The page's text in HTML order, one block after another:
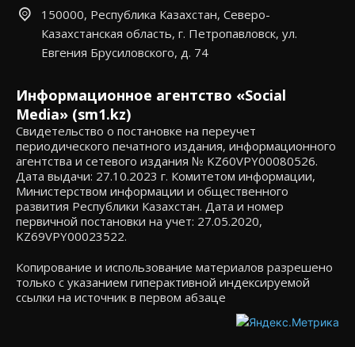
150000, Республика Казахстан, Северо-
Казахстанская область, г. Петропавловск, ул.
Евгения Брусиловского, д. 74
Информационное агентство «Social
Media» (sm1.kz)
Свидетельство о постановке на переучет
периодического печатного издания, информационного
агентства и сетевого издания № KZ60VPY00080526.
Дата выдачи: 27.10.2023 г. Комитетом информации,
Министерством информации и общественного
развития Республики Казахстан. Дата и номер
первичной постановки на учет: 27.05.2020,
KZ69VPY00023522.
Копирование и использование материалов разрешено
только с указанием гиперактивной индексируемой
ссылки на источник в первом абзаце